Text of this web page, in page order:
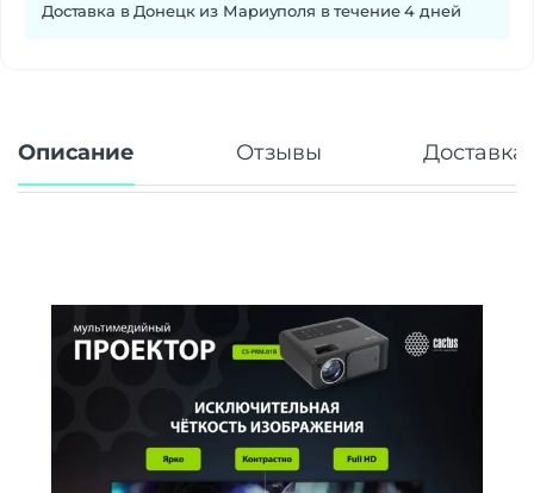
Доставка в Донецк из Мариуполя в течение 4 дней
Описание Отзывы Доставка